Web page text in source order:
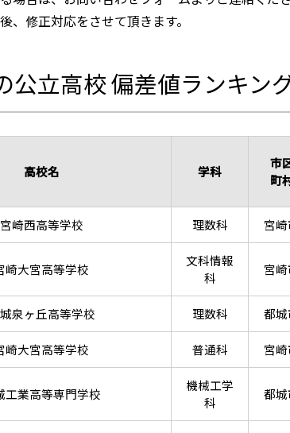
、修正対応をさせて頂きます。
公立高校 偏差値ランキン
高校名 学科
市
町
宮崎西高等学校 理数科 宮
崎大宮高等学校
文科情報
科
宮
泉ヶ丘高等学校 理数科 都
崎大宮高等学校 普通科 宮
工業高等専門学校
機械工学
科
都